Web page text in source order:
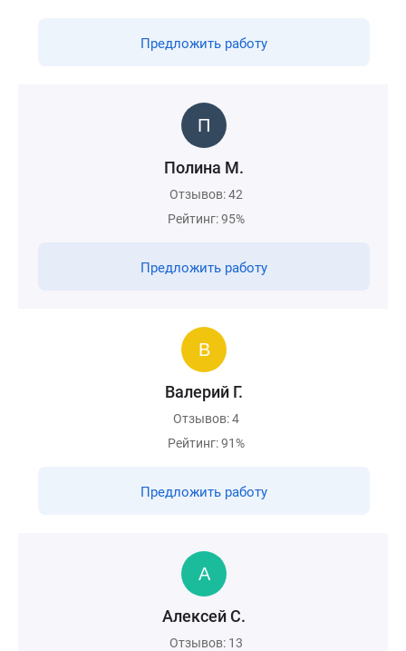
Предложить работу
Полина М.
Отзывов: 42
Рейтинг: 95%
Предложить работу
Валерий Г.
Отзывов: 4
Рейтинг: 91%
Предложить работу
Алексей С.
Отзывов: 13